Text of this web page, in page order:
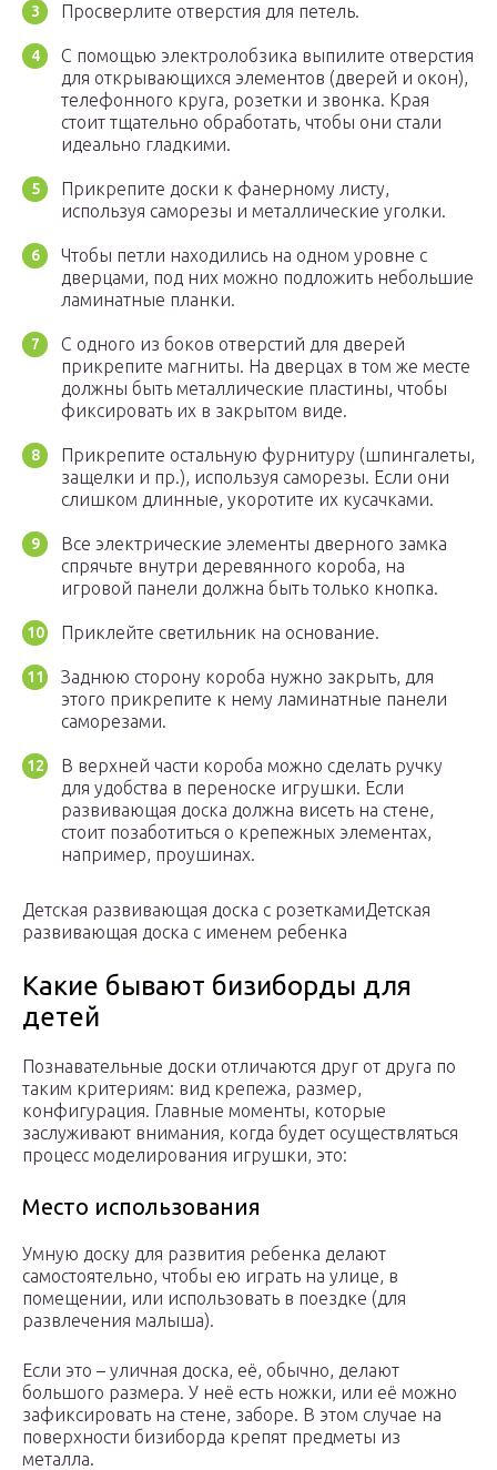
Просверлите отверстия для петель.
С помощью электролобзика выпилите отверстия
для открывающихся элементов (дверей и окон),
телефонного круга, розетки и звонка. Края
стоит тщательно обработать, чтобы они стали
идеально гладкими.
Прикрепите доски к фанерному листу,
используя саморезы и металлические уголки.
Чтобы петли находились на одном уровне с
дверцами, под них можно подложить небольшие
ламинатные планки.
С одного из боков отверстий для дверей
прикрепите магниты. На дверцах в том же месте
должны быть металлические пластины, чтобы
фиксировать их в закрытом виде.
Прикрепите остальную фурнитуру (шпингалеты,
защелки и пр.), используя саморезы. Если они
слишком длинные, укоротите их кусачками.
Все электрические элементы дверного замка
спрячьте внутри деревянного короба, на
игровой панели должна быть только кнопка.
Приклейте светильник на основание.
Заднюю сторону короба нужно закрыть, для
этого прикрепите к нему ламинатные панели
саморезами.
В верхней части короба можно сделать ручку
для удобства в переноске игрушки. Если
развивающая доска должна висеть на стене,
стоит позаботиться о крепежных элементах,
например, проушинах.
Детская развивающая доска с розеткамиДетская
развивающая доска с именем ребенка
Какие бывают бизиборды для
детей
Познавательные доски отличаются друг от друга по
таким критериям: вид крепежа, размер,
конфигурация. Главные моменты, которые
заслуживают внимания, когда будет осуществляться
процесс моделирования игрушки, это:
Место использования
Умную доску для развития ребенка делают
самостоятельно, чтобы ею играть на улице, в
помещении, или использовать в поездке (для
развлечения малыша).
Если это – уличная доска, её, обычно, делают
большого размера. У неё есть ножки, или её можно
зафиксировать на стене, заборе. В этом случае на
поверхности бизиборда крепят предметы из
металла.